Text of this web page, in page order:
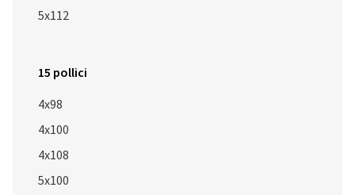
5x112
15 pollici
4x98
4x100
4x108
5x100